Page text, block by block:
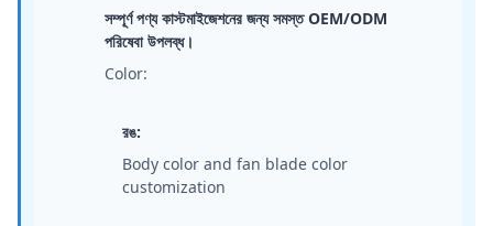
সম্পূর্ণ পণ্য কাস্টমাইজেশনের জন্য সমস্ত OEM/ODM
পরিষেবা উপলব্ধ।
Color:
রঙ:
Body color and fan blade color
customization